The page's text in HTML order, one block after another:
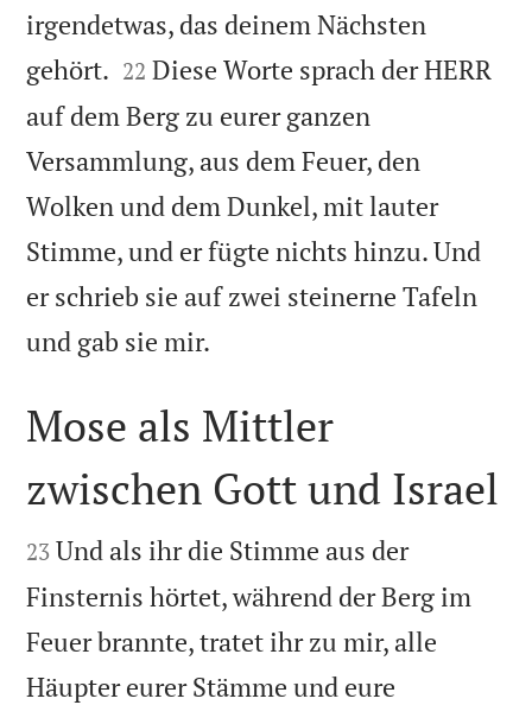
irgendetwas, das deinem Nächsten
gehört. 

22 Diese Worte sprach der HERR
auf dem Berg zu eurer ganzen
Versammlung, aus dem Feuer, den
Wolken und dem Dunkel, mit lauter
Stimme, und er fügte nichts hinzu. Und
er schrieb sie auf zwei steinerne Tafeln
und gab sie mir.

Mose als Mittler
zwischen Gott und Israel

23 Und als ihr die Stimme aus der
Finsternis hörtet, während der Berg im
Feuer brannte, tratet ihr zu mir, alle
Häupter eurer Stämme und eure